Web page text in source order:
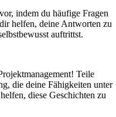
indem du häufige Fragen
helfen, deine Antworten zu
auftrittst.
Teile
die deine Fähigkeiten unter
diese Geschichten zu